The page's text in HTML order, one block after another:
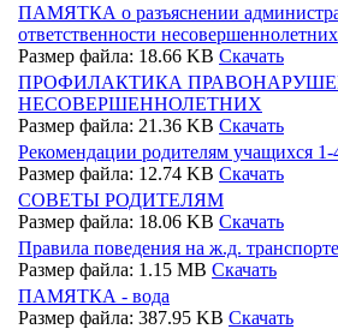
ПАМЯТКА о разъяснении
ответственности несовершеннолетних
Размер файла: 18.66 KB Скачать
ПРОФИЛАКТИКА
НЕСОВЕРШЕННОЛЕТНИХ
Размер файла: 21.36 KB Скачать
Рекомендации родителям учащихся 1-
Размер файла: 12.74 KB Скачать
СОВЕТЫ РОДИТЕЛЯМ
Размер файла: 18.06 KB Скачать
Правила поведения на ж.д. транспорте
Размер файла: 1.15 MB Скачать
ПАМЯТКА - вода
Размер файла: 387.95 KB Скачать